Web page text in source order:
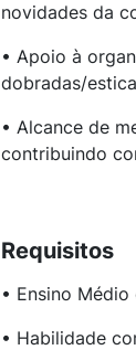
novidades da
• Apoio à
dobradas/
• Alcance de
contribuindo
Requisitos
• Ensino
• Habilidade